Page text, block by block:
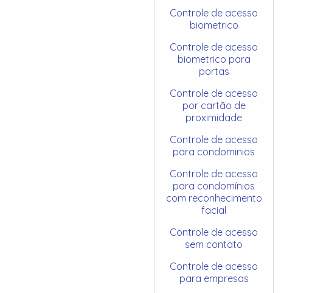
Controle de acesso
biometrico
Controle de acesso
biometrico para
portas
Controle de acesso
por cartão de
proximidade
Controle de acesso
para condominios
Controle de acesso
para condomínios
com reconhecimento
facial
Controle de acesso
sem contato
Controle de acesso
para empresas